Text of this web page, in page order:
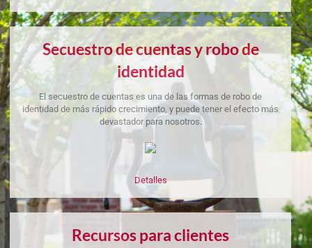
Secuestro de cuentas y robo de
identidad
El secuestro de cuentas es una de las formas de robo de
identidad de más rápido crecimiento, y puede tener el efecto más
devastador para nosotros.
Detalles
Recursos para clientes